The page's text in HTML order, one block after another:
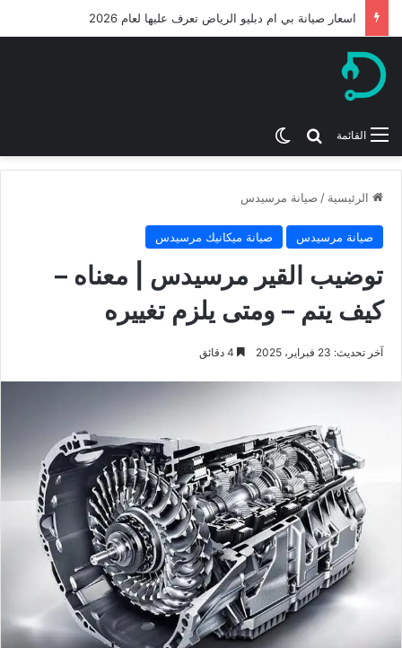
اسعار صيانة بي ام دبليو الرياض تعرف عليها لعام 2026
القائمة بحث عن
الرئيسية / صيانة مرسيدس
صيانة مرسيدس صيانة ميكانيك مرسيدس
توضيب القير مرسيدس | معناه –
كيف يتم – ومتى يلزم تغييره
آخر تحديث: 23 فبراير، 2025